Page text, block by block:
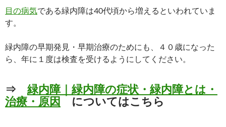
目の病気である緑内障は40代頃から増えるといわれていま
す。
緑内障の早期発見・早期治療のためにも、４０歳になった
ら、年に１度は検査を受けるようにしてください。
⇒ 緑内障｜緑内障の症状・緑内障とは・
治療・原因 についてはこちら